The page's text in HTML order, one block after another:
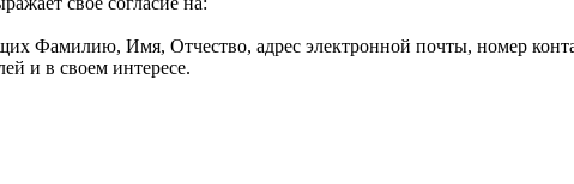
Фамилию, Имя, Отчество, адрес электронной почты, номер
и в своем интересе.